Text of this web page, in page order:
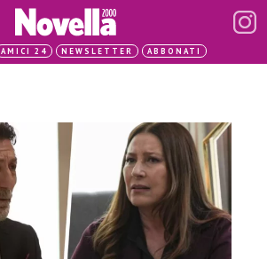
AMICI 24 NEWSLETTER ABBONATI